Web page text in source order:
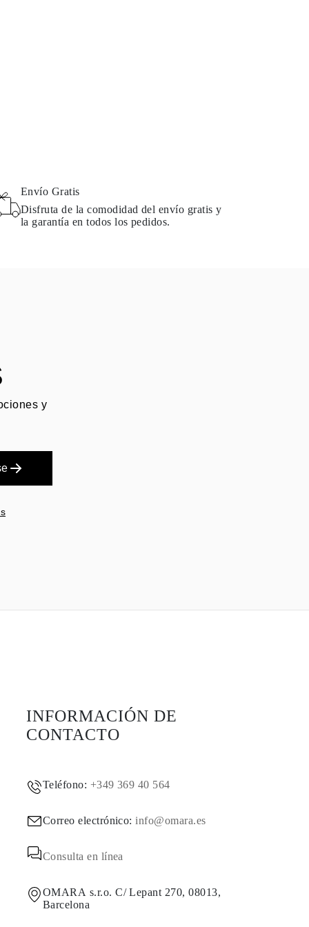
Envío Gratis
Disfruta de la comodidad del envío gratis y
la garantía en todos los pedidos.
y
INFORMACIÓN DE
CONTACTO
Teléfono: +349 369 40 564
Correo electrónico:info@omara.es
Consulta en línea
OMARA s.r.o. C/ Lepant 270, 08013,
Barcelona